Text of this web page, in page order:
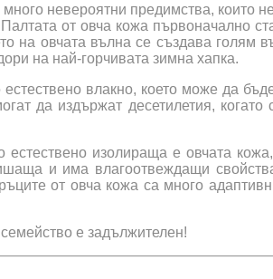
невероятни предимства, които
от овча кожа първоначално
на овчата вълна се създава голям
на най-горчивата зимна хапка.
влакно, което може да
да издържат десетилетия,
изолираща е овчата
и има влагоотвеждащи
от овча кожа са много
е задължителен!